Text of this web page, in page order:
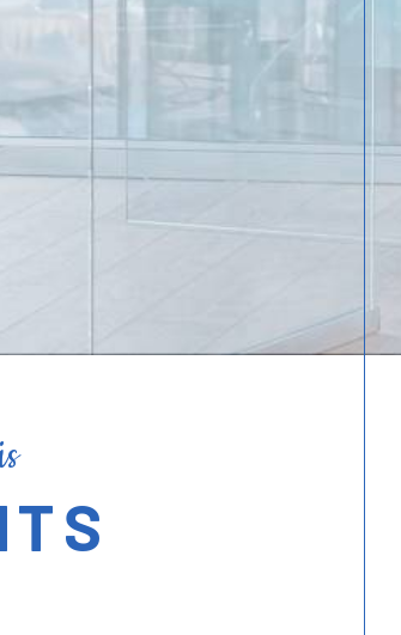
de vos besoins en gestion
équipe est prête à vous